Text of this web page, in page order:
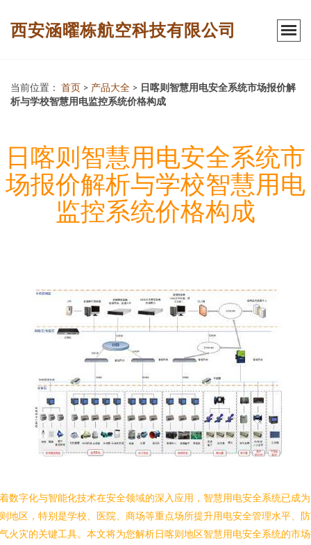
西安涵曜栋航空科技有限公司
当前位置： 首页 > 产品大全 > 日喀则智慧用电安全系统市场报价解
析与学校智慧用电监控系统价格构成
日喀则智慧用电安全系统市
场报价解析与学校智慧用电
监控系统价格构成
数字化与智能化技术在安全领域的深入应用，智慧用电安全系统已成
地区，特别是学校、医院、商场等重点场所提升用电安全管理水平、
火灾的关键工具。本文将为您解析日喀则地区智慧用电安全系统的市